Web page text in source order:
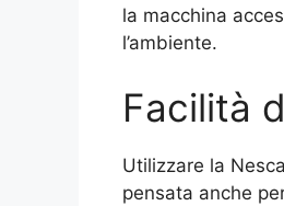
la macchina
l’ambiente.
Facilità
Utilizzare la
pensata anche